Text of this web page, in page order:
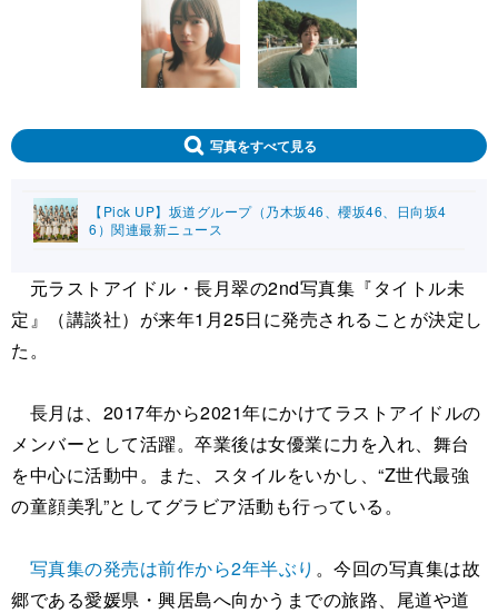
写真をすべて見る
【Pick UP】坂道グループ（乃木坂46、櫻坂46、日向坂4
6）関連最新ニュース
元ラストアイドル・長月翠の2nd写真集『タイトル未
定』（講談社）が来年1月25日に発売されることが決定し
た。
長月は、2017年から2021年にかけてラストアイドルの
メンバーとして活躍。卒業後は女優業に力を入れ、舞台
を中心に活動中。また、スタイルをいかし、“Z世代最強
の童顔美乳”としてグラビア活動も行っている。
写真集の発売は前作から2年半ぶり 。今回の写真集は故
郷である愛媛県・興居島へ向かうまでの旅路、尾道や道